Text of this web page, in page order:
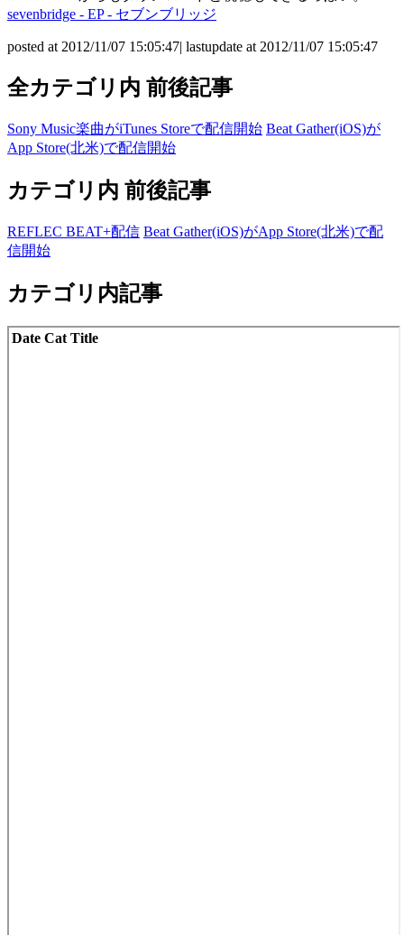
sevenbridge - EP - セブンブリッジ
posted at 2012/11/07 15:05:47| lastupdate at 2012/11/07 15:05:47
全カテゴリ内 前後記事
Sony Music楽曲がiTunes Storeで配信開始 Beat Gather(iOS)が
App Store(北米)で配信開始
カテゴリ内 前後記事
REFLEC BEAT+配信 Beat Gather(iOS)がApp Store(北米)で配
信開始
カテゴリ内記事